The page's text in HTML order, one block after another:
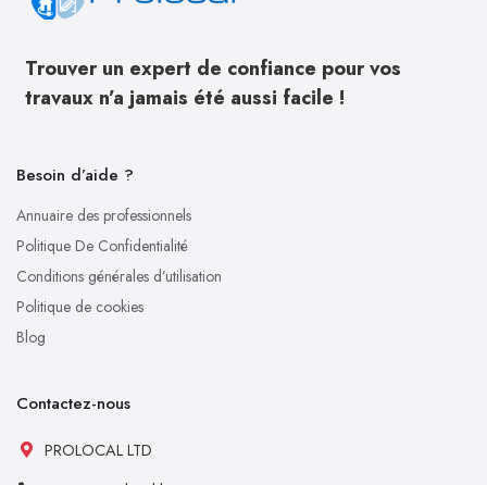
Trouver un expert de confiance pour vos
travaux n’a jamais été aussi facile !
Besoin d’aide ?
Annuaire des professionnels
Politique De Confidentialité
Conditions générales d’utilisation
Politique de cookies
Blog
Contactez-nous
PROLOCAL LTD